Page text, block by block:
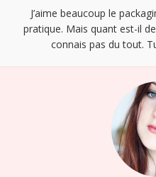
J’aime beaucoup le
pratique. Mais quant est-il
connais pas du tout.